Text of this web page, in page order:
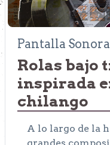
Pantalla Sonora
Rolas bajo
inspirada
chilango
A lo largo de la